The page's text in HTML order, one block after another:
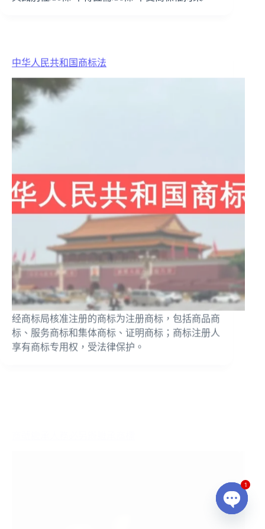
经商标局核准注册的商标为注册商标，包括商品商
标、服务商标和集体商标、证明商标；商标注册人
享有商标专用权，受法律保护。
1